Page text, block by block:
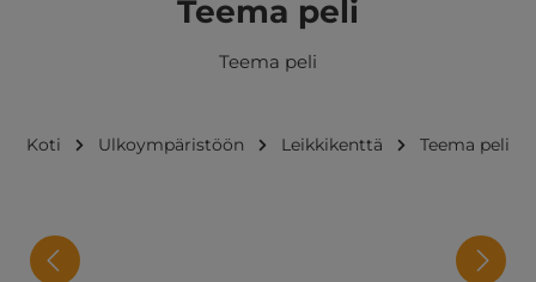
Teema peli
Teema peli
Koti Ulkoympäristöön Leikkikenttä Teema peli